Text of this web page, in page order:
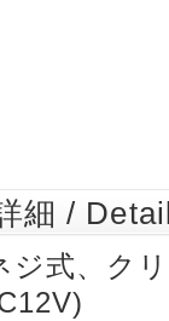
細 /
ジ式、ク